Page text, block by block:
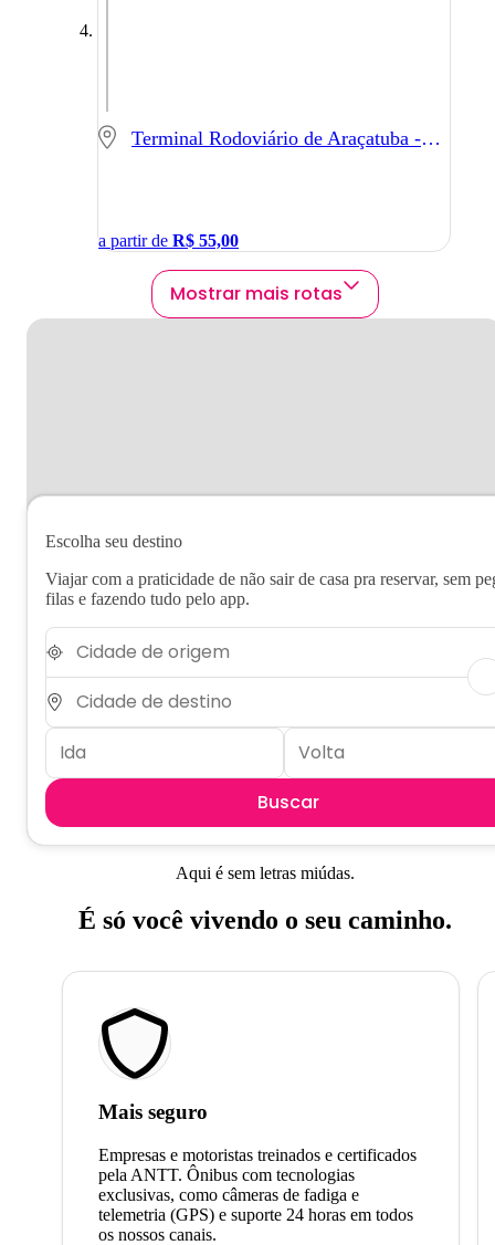
Terminal Rodoviário de Araçatuba - Araçatuba - SP
a partir de R$ 55,00
Mostrar mais rotas
Escolha seu destino
Viajar com a praticidade de não sair de casa pra reservar, sem
filas e fazendo tudo pelo app.
Buscar
Aqui é sem letras miúdas.
É só você vivendo o seu caminho.
Mais seguro
Empresas e motoristas treinados e certificados
pela ANTT. Ônibus com tecnologias
exclusivas, como câmeras de fadiga e
telemetria (GPS) e suporte 24 horas em todos
os nossos canais.